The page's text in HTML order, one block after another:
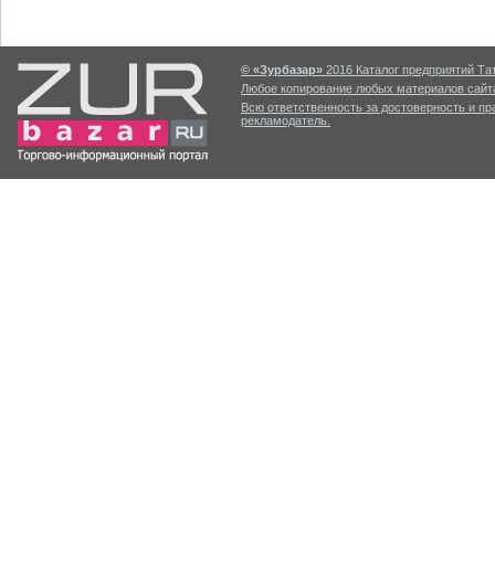
© «Зурбазар» 2016 Каталог предприятий
Любое копирование любых материалов
Всю ответственность за достоверность и
рекламодатель.